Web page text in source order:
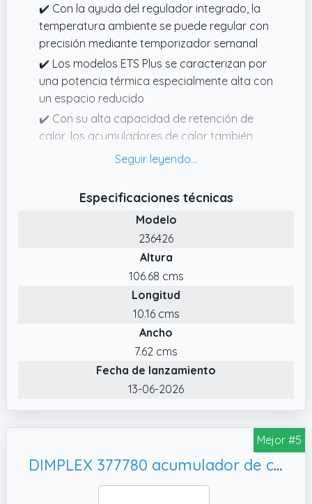
✔️ Con la ayuda del regulador integrado, la
temperatura ambiente se puede regular con
precisión mediante temporizador semanal
✔️ Los modelos ETS Plus se caracterizan por
una potencia térmica especialmente alta con
un espacio reducido
✔️ Con su alta capacidad de retención de
calor, los acumuladores de calor también
pueden evitar pausas de carga más largas y
✔️ Almacenamiento térmico ETS Plus ? Mucho
calor en poco espacio
✔️ Regula la temperatura ambiente de forma
Especificaciones técnicas
Modelo
236426
Altura
106.68 cms
Longitud
10.16 cms
Ancho
7.62 cms
Fecha de lanzamiento
13-06-2026
Mejor #5
DIMPLEX 377780 acumulador de calor n.a